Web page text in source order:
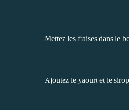
Mettez les fraises dans le
Ajoutez le yaourt et le